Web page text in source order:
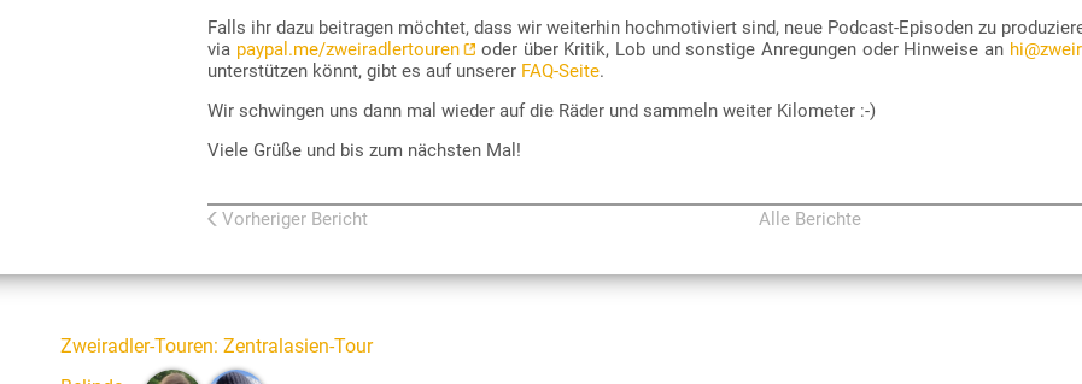
Falls ihr dazu beitragen möchtet, dass wir weiterhin hochmotiviert sind, neue Podcast-Episoden zu
via paypal.me/zweiradlertouren oder über Kritik, Lob und sonstige Anregungen oder Hinweise an
unterstützen könnt, gibt es auf unserer FAQ-Seite.
Wir schwingen uns dann mal wieder auf die Räder und sammeln weiter Kilometer :-)
Viele Grüße und bis zum nächsten Mal!
Vorheriger Bericht Alle Berichte
Zweiradler-Touren: Zentralasien-Tour